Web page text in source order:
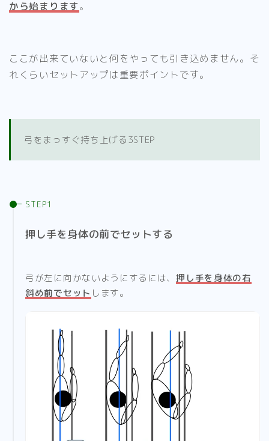
から始まります。
ここが出来ていないと何をやっても引き込めません。そ
れくらいセットアップは重要ポイントです。
弓をまっすぐ持ち上げる3STEP
押し手を身体の前でセットする
弓が左に向かないようにするには、押し手を身体の右
斜め前でセット します。